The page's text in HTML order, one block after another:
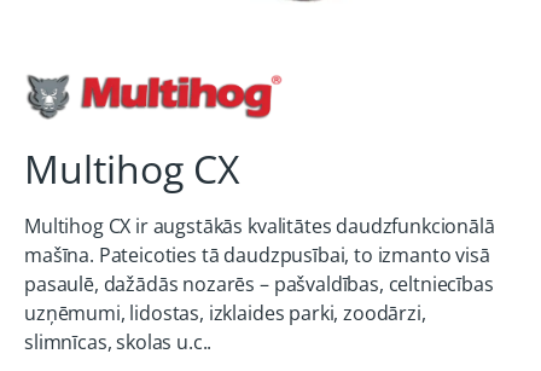
Multihog CX
Multihog CX ir augstākās kvalitātes daudzfunkcionālā
mašīna. Pateicoties tā daudzpusībai, to izmanto visā
pasaulē, dažādās nozarēs – pašvaldības, celtniecības
uzņēmumi, lidostas, izklaides parki, zoodārzi,
slimnīcas, skolas u.c..